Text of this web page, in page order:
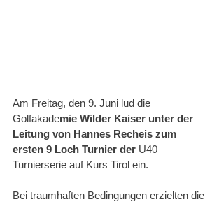
Am Freitag, den 9. Juni lud die
Golfakademie Wilder Kaiser unter der
Leitung von Hannes Recheis zum
ersten 9 Loch Turnier der U40
Turnierserie auf Kurs Tirol ein.
Bei traumhaften Bedingungen erzielten die